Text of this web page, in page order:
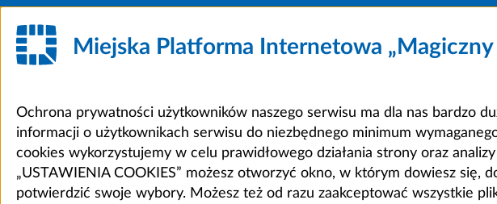
Miejska Platforma Internetowa „Magiczny
Ochrona prywatności użytkowników naszego serwisu ma dla nas bardzo
informacji o użytkownikach serwisu do niezbędnego minimum
cookies wykorzystujemy w celu prawidłowego działania strony oraz
„USTAWIENIA COOKIES” możesz otworzyć okno, w którym dowiesz się,
potwierdzić swoje wybory. Możesz też od razu zaakceptować wszystkie